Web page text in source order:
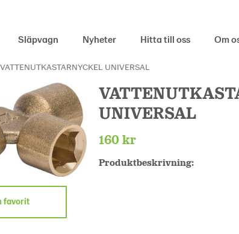
Släpvagn Nyheter Hitta till oss Om
VATTENUTKASTARNYCKEL UNIVERSAL
UNIVERSAL
160 kr
Produktbeskrivning:
favorit